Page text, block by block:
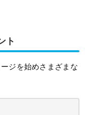
ト
ジを始めさまざまな